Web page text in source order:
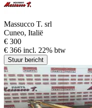
Massucco T. srl
Cuneo, Italië
€ 300
€ 366 incl. 22% btw
Stuur bericht